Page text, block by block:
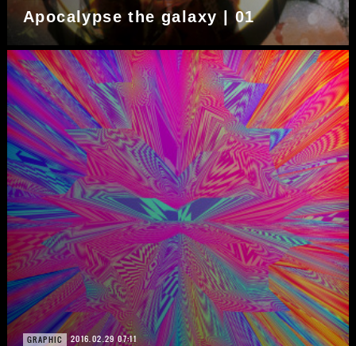
Apocalypse the galaxy | 01
GRAPHIC 2016.02.29 07:11